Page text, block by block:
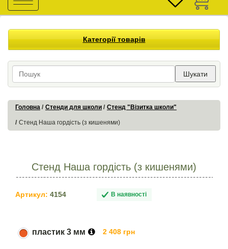
Toggle
navigation
Категорії товарів
Шукати
Головна Стенди для школи Стенд "Візитка школи"
Стенд Наша гордість (з кишенями)
Стенд Наша гордість (з кишенями)
Артикул: 4154 В наявності
пластик 3 мм 2 408 грн